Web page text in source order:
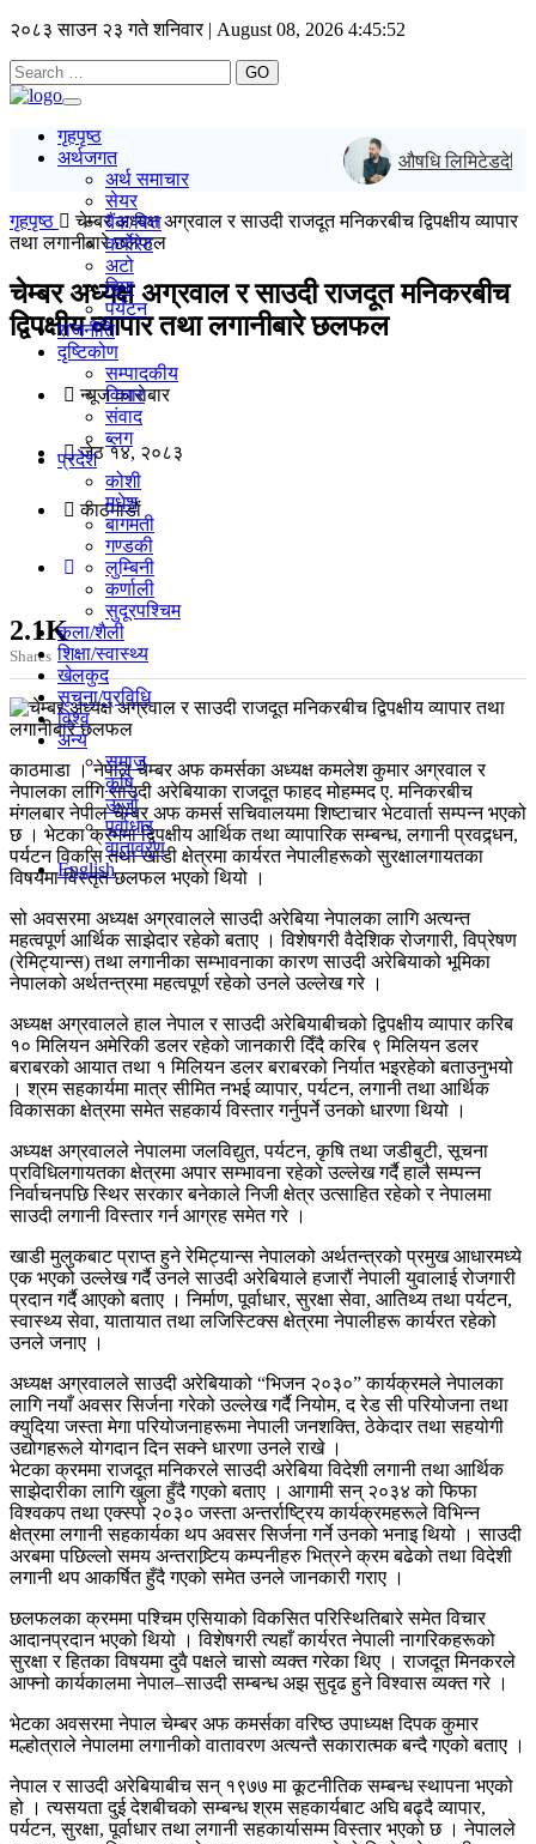
२०८३ साउन २३ गते शनिवार | August 08, 2026 4:45:53
GO
Toggle
navigation
गृहपृष्ठ
अर्थजगत
अर्थ समाचार
सेयर
बैंक/वित्त
कर्पोरेट
अटो
बिमा
पर्यटन
राजनीति
दृष्टिकोण
सम्पादकीय
विचार
संवाद
ब्लग
प्रदेश
कोशी
मधेश
बागमती
गण्डकी
लुम्बिनी
कर्णाली
सुदूरपश्चिम
कला/शैली
शिक्षा/स्वास्थ्य
खेलकुद
सूचना/प्रविधि
विश्व
अन्य
समाज
कृषि
ऊर्जा
पूर्वाधार
वातावरण
English
औषधि लिमिटेडदेखि
गृहपृष्ठ
चेम्बर अध्यक्ष अग्रवाल र साउदी राजदूत मनिकरबीच द्विपक्षीय व्यापार
तथा लगानीबारे छलफल
चेम्बर अध्यक्ष अग्रवाल र साउदी राजदूत मनिकरबीच
द्विपक्षीय व्यापार तथा लगानीबारे छलफल
न्यूज काराेबार
जेठ १४, २०८३
काठमाडाैं
2.1K
Shares
काठमाडा । नेपाल चेम्बर अफ कमर्सका अध्यक्ष कमलेश कुमार अग्रवाल र
नेपालका लागि साउदी अरेबियाका राजदूत फाहद मोहम्मद ए. मनिकरबीच
मंगलबार नेपाल चेम्बर अफ कमर्स सचिवालयमा शिष्टाचार भेटवार्ता सम्पन्न भएको
छ । भेटका क्रममा द्विपक्षीय आर्थिक तथा व्यापारिक सम्बन्ध, लगानी प्रवद्र्धन,
पर्यटन विकास तथा खाडी क्षेत्रमा कार्यरत नेपालीहरूको सुरक्षालगायतका
विषयमा विस्तृत छलफल भएको थियो ।
सो अवसरमा अध्यक्ष अग्रवालले साउदी अरेबिया नेपालका लागि अत्यन्त
महत्वपूर्ण आर्थिक साझेदार रहेको बताए । विशेषगरी वैदेशिक रोजगारी, विप्रेषण
(रेमिट्यान्स) तथा लगानीका सम्भावनाका कारण साउदी अरेबियाको भूमिका
नेपालको अर्थतन्त्रमा महत्वपूर्ण रहेको उनले उल्लेख गरे ।
अध्यक्ष अग्रवालले हाल नेपाल र साउदी अरेबियाबीचको द्विपक्षीय व्यापार करिब
१० मिलियन अमेरिकी डलर रहेको जानकारी दिँदै करिब ९ मिलियन डलर
बराबरको आयात तथा १ मिलियन डलर बराबरको निर्यात भइरहेको बताउनुभयो
। श्रम सहकार्यमा मात्र सीमित नभई व्यापार, पर्यटन, लगानी तथा आर्थिक
विकासका क्षेत्रमा समेत सहकार्य विस्तार गर्नुपर्ने उनको धारणा थियो ।
अध्यक्ष अग्रवालले नेपालमा जलविद्युत, पर्यटन, कृषि तथा जडीबुटी, सूचना
प्रविधिलगायतका क्षेत्रमा अपार सम्भावना रहेको उल्लेख गर्दै हालै सम्पन्न
निर्वाचनपछि स्थिर सरकार बनेकाले निजी क्षेत्र उत्साहित रहेको र नेपालमा
साउदी लगानी विस्तार गर्न आग्रह समेत गरे ।
खाडी मुलुकबाट प्राप्त हुने रेमिट्यान्स नेपालको अर्थतन्त्रको प्रमुख आधारमध्ये
एक भएको उल्लेख गर्दै उनले साउदी अरेबियाले हजारौं नेपाली युवालाई रोजगारी
प्रदान गर्दै आएको बताए । निर्माण, पूर्वाधार, सुरक्षा सेवा, आतिथ्य तथा पर्यटन,
स्वास्थ्य सेवा, यातायात तथा लजिस्टिक्स क्षेत्रमा नेपालीहरू कार्यरत रहेको
उनले जनाए ।
अध्यक्ष अग्रवालले साउदी अरेबियाको “भिजन २०३०” कार्यक्रमले नेपालका
लागि नयाँ अवसर सिर्जना गरेको उल्लेख गर्दै नियोम, द रेड सी परियोजना तथा
क्युदिया जस्ता मेगा परियोजनाहरूमा नेपाली जनशक्ति, ठेकेदार तथा सहयोगी
उद्योगहरूले योगदान दिन सक्ने धारणा उनले राखे ।
भेटका क्रममा राजदूत मनिकरले साउदी अरेबिया विदेशी लगानी तथा आर्थिक
साझेदारीका लागि खुला हुँदै गएको बताए । आगामी सन् २०३४ को फिफा
विश्वकप तथा एक्स्पो २०३० जस्ता अन्तर्राष्ट्रिय कार्यक्रमहरूले विभिन्न
क्षेत्रमा लगानी सहकार्यका थप अवसर सिर्जना गर्ने उनको भनाइ थियो । साउदी
अरबमा पछिल्लो समय अन्तराष्र्टिय कम्पनीहरु भित्रने क्रम बढेको तथा विदेशी
लगानी थप आकर्षित हुँदै गएको समेत उनले जानकारी गराए ।
छलफलका क्रममा पश्चिम एसियाको विकसित परिस्थितिबारे समेत विचार
आदानप्रदान भएको थियो । विशेषगरी त्यहाँ कार्यरत नेपाली नागरिकहरूको
सुरक्षा र हितका विषयमा दुवै पक्षले चासो व्यक्त गरेका थिए । राजदूत मिनकरले
आफ्नो कार्यकालमा नेपाल–साउदी सम्बन्ध अझ सुदृढ हुने विश्वास व्यक्त गरे ।
भेटका अवसरमा नेपाल चेम्बर अफ कमर्सका वरिष्ठ उपाध्यक्ष दिपक कुमार
मल्होत्राले नेपालमा लगानीको वातावरण अत्यन्तै सकारात्मक बन्दै गएको बताए ।
नेपाल र साउदी अरेबियाबीच सन् १९७७ मा कूटनीतिक सम्बन्ध स्थापना भएको
हो । त्यसयता दुई देशबीचको सम्बन्ध श्रम सहकार्यबाट अघि बढ्दै व्यापार,
पर्यटन, सुरक्षा, पूर्वाधार तथा लगानी सहकार्यासम्म विस्तार भएको छ । नेपालले